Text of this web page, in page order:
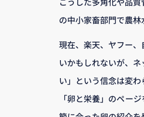
の中小家畜部門で農
現在、楽天、ヤフー
いかもしれないが、
い」という信念は変
「卵と栄養」のペー